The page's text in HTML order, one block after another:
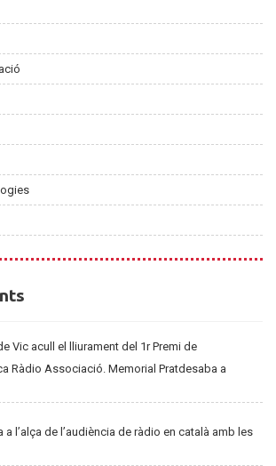
Vic acull el lliurament del 1r Premi de
Ràdio Associació. Memorial Pratdesaba a
a l’alça de l’audiència de ràdio en català amb les